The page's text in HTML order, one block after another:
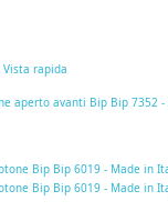
Vista rapida
aperto avanti Bip Bip 7352